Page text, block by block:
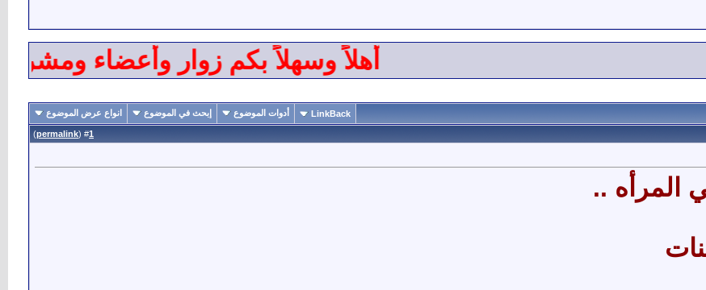
أهلاً وسهلاً بكم زوار وأعضاء ومشرفي
LinkBack أدوات الموضوع إبحث في الموضوع انواع عرض الموضوع
1
(
permalink
)
المرأه ..